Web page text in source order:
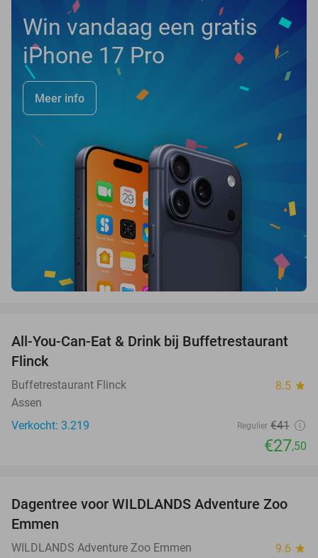
Win vandaag een gratis
iPhone 17 Pro
Meer info
33%
All-You-Can-Eat & Drink bij Buffetrestaurant
Flinck
Buffetrestaurant Flinck 8.5 star
Assen
Verkocht: 3.219
Regulier €41
€27,50
24%
Dagentree voor WILDLANDS Adventure Zoo
Emmen
WILDLANDS Adventure Zoo Emmen 9.6 star